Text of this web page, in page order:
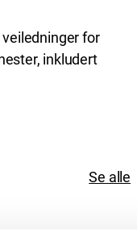
for
inkludert
Se alle